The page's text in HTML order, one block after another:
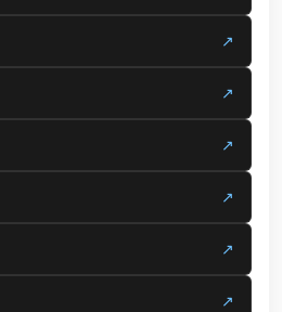
↗
↗
↗
↗
↗
↗